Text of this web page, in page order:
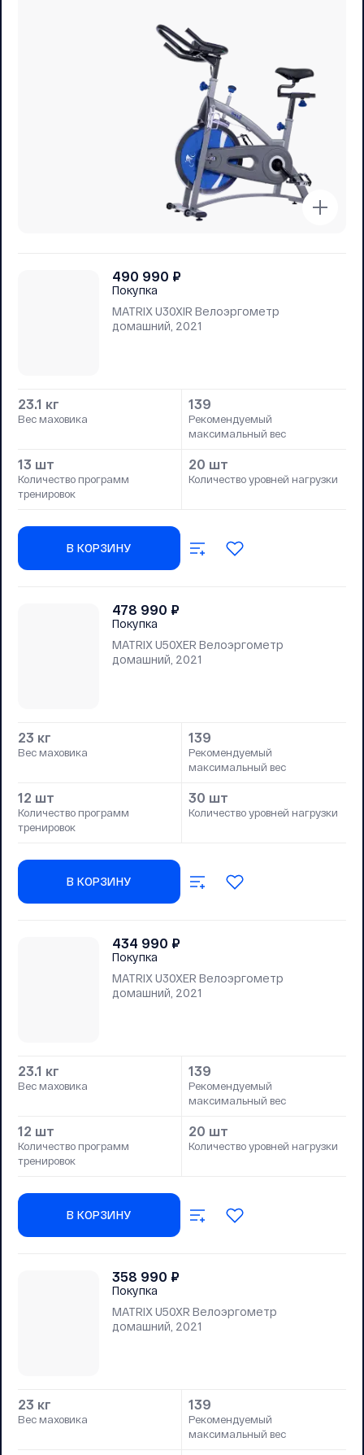
490 990 ₽
Покупка
MATRIX U30XIR Велоэргометр
домашний, 2021
23.1 кг
Вес маховика
139
Рекомендуемый
максимальный вес
13 шт
Количество программ
тренировок
20 шт
Количество уровней нагрузки
В КОРЗИНУ
478 990 ₽
Покупка
MATRIX U50XER Велоэргометр
домашний, 2021
23 кг
Вес маховика
139
Рекомендуемый
максимальный вес
12 шт
Количество программ
тренировок
30 шт
Количество уровней нагрузки
В КОРЗИНУ
434 990 ₽
Покупка
MATRIX U30XER Велоэргометр
домашний, 2021
23.1 кг
Вес маховика
139
Рекомендуемый
максимальный вес
12 шт
Количество программ
тренировок
20 шт
Количество уровней нагрузки
В КОРЗИНУ
358 990 ₽
Покупка
MATRIX U50XR Велоэргометр
домашний, 2021
23 кг
Вес маховика
139
Рекомендуемый
максимальный вес